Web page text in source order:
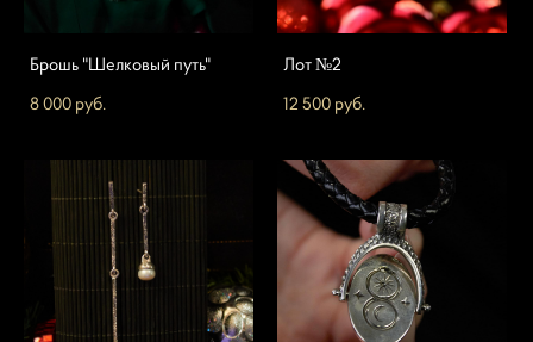
Брошь "Шелковый путь"
8 000 pуб.
Лот №2
12 500 pуб.